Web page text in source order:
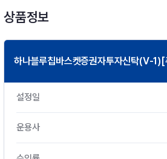
상품정보
하나블루칩바스켓증권자투자신탁(V-
설정일
운용사